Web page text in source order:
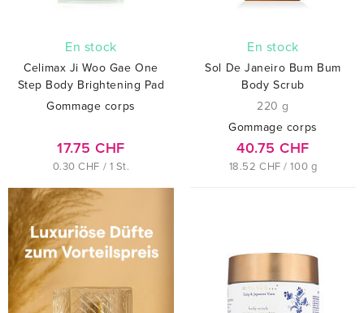
En stock
Celimax Ji Woo Gae One
Step Body Brightening Pad
Gommage corps
17.75 CHF
0.30 CHF / 1 St.
En stock
Sol De Janeiro Bum Bum
Body Scrub
220 g
Gommage corps
40.75 CHF
18.52 CHF / 100 g